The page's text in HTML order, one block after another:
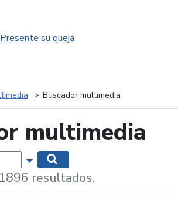
Presente su queja
Buscador multimedia
multimedia
Mostrar opciones de búsqueda
resultados.